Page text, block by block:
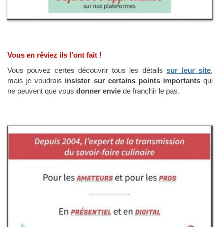
Vous en rêviez ils l’ont fait !
Vous pouvez certes découvrir tous les détailssur leur site,
mais je voudrais insister sur certains points importantsqui
ne peuvent que vous donner envie de franchir le pas.